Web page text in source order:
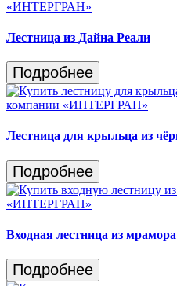
Лестница из Дайна Реали
Подробнее
Лестница для крыльца из
Подробнее
Входная лестница из мрамора
Подробнее